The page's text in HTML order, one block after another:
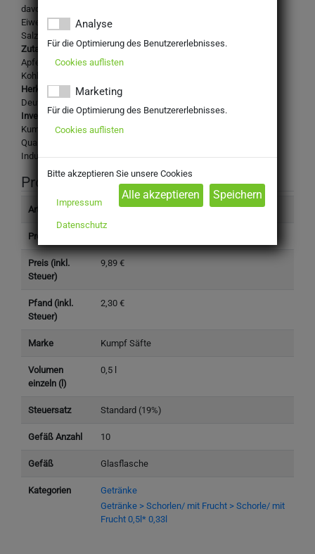
davon Zucker [g]: 5,8
Eiweiß [g]: < 0,5
Salz [g]: < 0,01
Zutaten:
Apfelsaft aus Apfelsaftkonzentrat, natürliches Mineralwasser,
Kohlensäure
Herkunftsland:
Deutschland
Inverkehrbringer:
Kumpf Fruchtsaft GmbH & Co. KG
Qualitäts-Fruchtsäfte
Industriestraße 22, 71706 Markgröningen-Unterriexingen
Produktinformation
Artikelnummer 305600
Produkttyp
Preis (inkl.
Steuer)
9,89 €
Pfand (inkl.
Steuer)
2,30 €
Marke Kumpf Säfte
Volumen
einzeln (l)
0,5 l
Steuersatz Standard (19%)
Gefäß Anzahl 10
Gefäß Glasflasche
Kategorien
Getränke
Getränke > Schorlen/ mit Frucht > Schorle/ mit
Frucht 0,5l* 0,33l
Analyse
Für die Optimierung des Benutzererlebnisses.
Cookies auflisten
Marketing
Für die Optimierung des Benutzererlebnisses.
Cookies auflisten
Bitte akzeptieren Sie unsere Cookies
Impressum
Datenschutz